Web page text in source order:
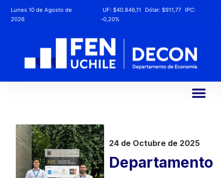
Lunes 10 de Agosto de
2026
UF: $40.846,11 Dólar: $911,77
IPC:
-0,20%
24 de Octubre de 2025
Departamento